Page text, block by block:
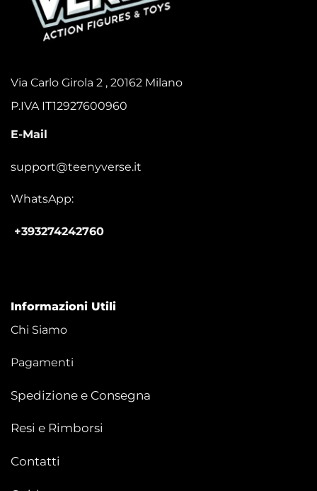
Via Carlo Girola 2 , 20162 Milano
P.IVA IT12927600960
E-Mail
support@teenyverse.it
WhatsApp:
+393274242760
Informazioni Utili
Chi Siamo
Pagamenti
Spedizione e Consegna
Resi e Rimborsi
Contatti